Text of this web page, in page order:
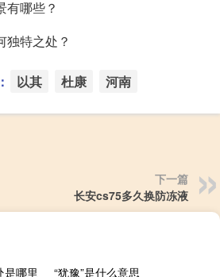
有哪些？
独特之处？
以其 杜康 河南
下一篇
长安cs75多久换防冻液
是哪里
“犹豫”是什么意思